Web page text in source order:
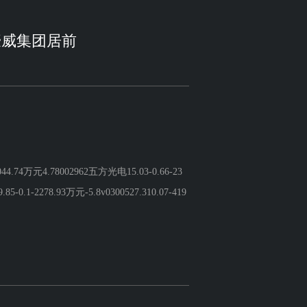
集团居前
万元4.78002962五方光电15.03-0.66-23
0.1-2278.93万元-5.8v0300527.310.07-419